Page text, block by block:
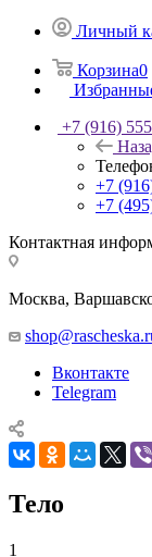
Личный
Корзина0
+7 (916)
+7
+7
Контактная
Москва,
Вконтакте
Telegram
Тело
1